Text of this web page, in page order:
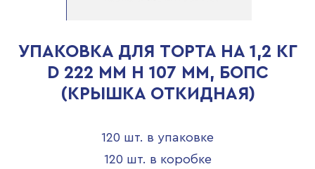
УПАКОВКА ДЛЯ ТОРТА НА 1,2 КГ
D 222 ММ H 107 ММ, БОПС
(КРЫШКА ОТКИДНАЯ)
120 шт. в упаковке
120 шт. в коробке